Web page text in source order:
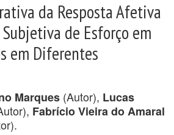
da Resposta Afetiva
de Esforço em
em Diferentes
Marques (Autor), Lucas
Fabrício Vieira do Amaral